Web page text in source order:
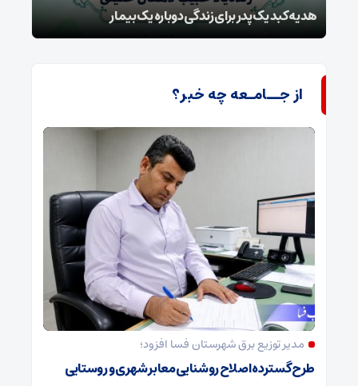
هدیه کبد یک پدر برای زندگی دوباره یک بیمار
از جــامـعه چه خبر؟
مدیر توزیع برق شهرستان فسا افزود؛
طرح گسترده اصلاح روشنایی معابر شهری و روستایی